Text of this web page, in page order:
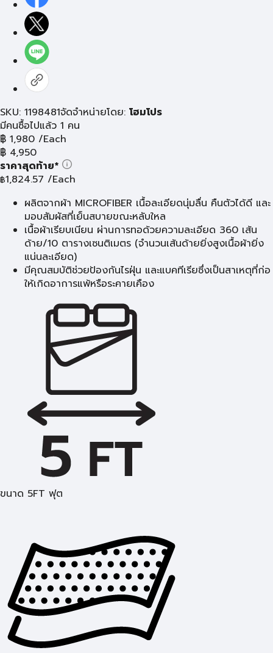
SKU: 1198481จัดจำหน่ายโดย: โฮมโปร
มีคนซื้อไปแล้ว 1 คน
฿ 1,980 /Each
฿ 4,950
ราคาสุดท้าย*
฿1,824.57 /Each
ผลิตจากผ้า MICROFIBER เนื้อละเอียดนุ่มลื่น คืนตัวได้ดี และ
มอบสัมผัสที่เย็นสบายขณะหลับใหล
เนื้อผ้าเรียบเนียน ผ่านการทอด้วยความละเอียด 360 เส้น
ด้าย/10 ตารางเซนติเมตร (จำนวนเส้นด้ายยิ่งสูงเนื้อผ้ายิ่ง
แน่นละเอียด)
มีคุณสมบัติช่วยป้องกันไรฝุ่น และแบคทีเรียซึ่งเป็นสาเหตุที่ก่อ
ให้เกิดอาการแพ้หรือระคายเคือง
ขนาด 5FT ฟุต